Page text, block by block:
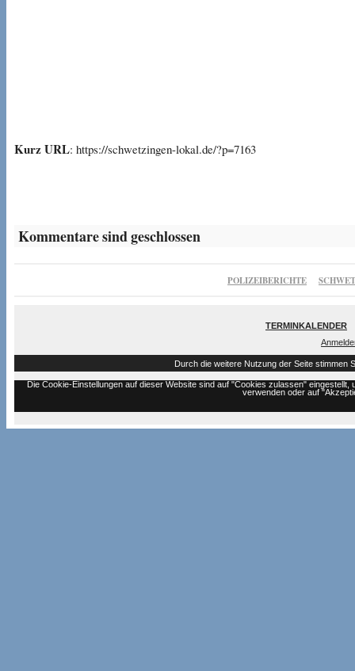
Kurz URL: https://schwetzingen-lokal.de/?p=7163
Kommentare sind geschlossen
POLIZEIBERICHTE
TERMINKALENDER
Durch die weitere Nutzung der Seite stimmen
Die Cookie-Einstellungen auf dieser Website sind auf "Cookies zulassen"
verwenden oder auf